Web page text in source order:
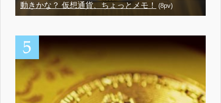
動きかな？ 仮想通貨、ちょっとメモ！
(8pv)